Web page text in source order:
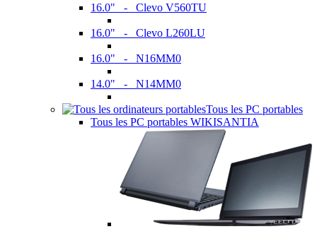
16.0" - Clevo V560TU
16.0" - Clevo L260LU
16.0" - N16MM0
14.0" - N14MM0
Tous les PC portables
Tous les PC portables WIKISANTIA